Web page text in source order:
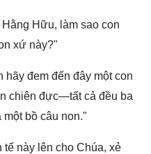
Hữu, làm sao con
xứ này?"
hãy đem đến đây một con
chiên đực—tất cả đều ba
bồ câu non."
tế này lên cho Chúa, xẻ